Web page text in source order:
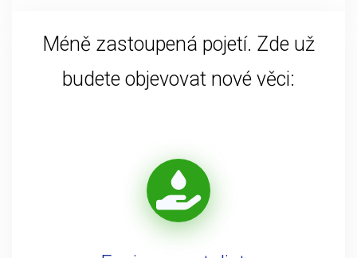
Méně zastoupená pojetí. Zde už
budete objevovat nové věci: